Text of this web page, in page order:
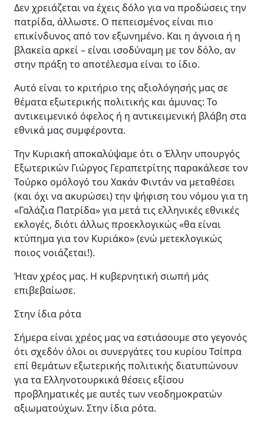
Δεν χρειάζεται να έχεις δόλο για να προδώσεις την
πατρίδα, άλλωστε. Ο πεπεισμένος είναι πιο
επικίνδυνος από τον εξωνημένο. Και η άγνοια ή η
βλακεία αρκεί – είναι ισοδύναμη με τον δόλο, αν
στην πράξη το αποτέλεσμα είναι το ίδιο.
Αυτό είναι το κριτήριο της αξιολόγησής μας σε
θέματα εξωτερικής πολιτικής και άμυνας: Το
αντικειμενικό όφελος ή η αντικειμενική βλάβη στα
εθνικά μας συμφέροντα.
Την Κυριακή αποκαλύψαμε ότι ο Έλλην υπουργός
Εξωτερικών Γιώργος Γεραπετρίτης παρακάλεσε τον
Τούρκο ομόλογό του Χακάν Φιντάν να μεταθέσει
(και όχι να ακυρώσει) την ψήφιση του νόμου για τη
«Γαλάζια Πατρίδα» για μετά τις ελληνικές εθνικές
εκλογές, διότι άλλως προεκλογικώς «θα είναι
κτύπημα για τον Κυριάκο» (ενώ μετεκλογικώς
ποιος νοιάζεται!).
Ήταν χρέος μας. Η κυβερνητική σιωπή μάς
επιβεβαίωσε.
Στην ίδια ρότα
Σήμερα είναι χρέος μας να εστιάσουμε στο γεγονός
ότι σχεδόν όλοι οι συνεργάτες του κυρίου Τσίπρα
επί θεμάτων εξωτερικής πολιτικής διατυπώνουν
για τα Ελληνοτουρκικά θέσεις εξίσου
προβληματικές με αυτές των νεοδημοκρατών
αξιωματούχων. Στην ίδια ρότα.